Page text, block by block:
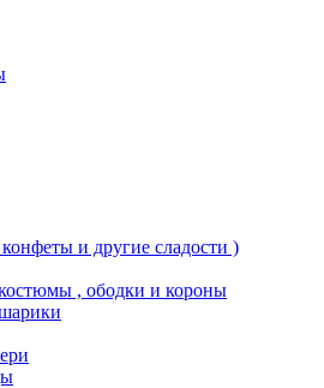
и другие сладости )
, ободки и короны